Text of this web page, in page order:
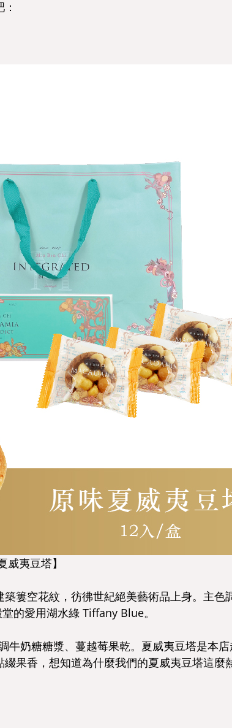
夷豆塔】
簍空花紋，彷彿世紀絕美藝術品上身。主色
的愛用湖水綠 Tiffany Blue。
牛奶糖糖漿、蔓越莓果乾。夏威夷豆塔是本
果香，想知道為什麼我們的夏威夷豆塔這麼